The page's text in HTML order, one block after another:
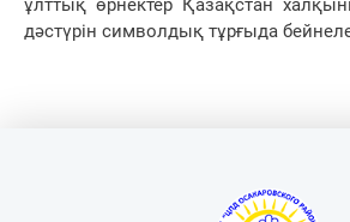
ұлттық өрнектер Қазақстан
дәстүрін символдық тұрғыда